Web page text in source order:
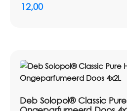
12,00
Deb Solopol® Classic